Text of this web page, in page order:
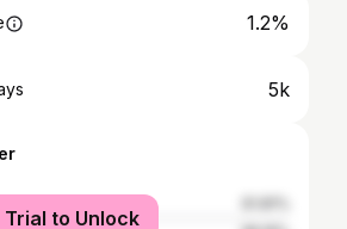
1.2%
5k
to Unlock